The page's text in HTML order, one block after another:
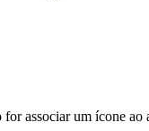
associar um ícone ao